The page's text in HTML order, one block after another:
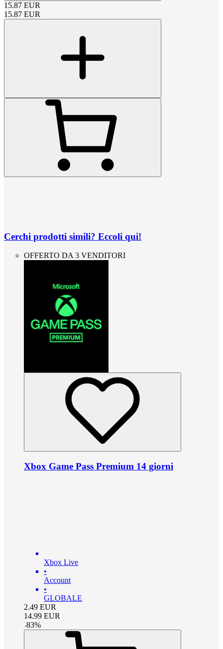
15.87 EUR
15.87 EUR
Cerchi prodotti simili? Eccoli qui!
OFFERTO DA 3 VENDITORI
Xbox Game Pass Premium 14 giorni
Xbox Live
•
Account
•
GLOBALE
2.49 EUR
14.99 EUR
-83%